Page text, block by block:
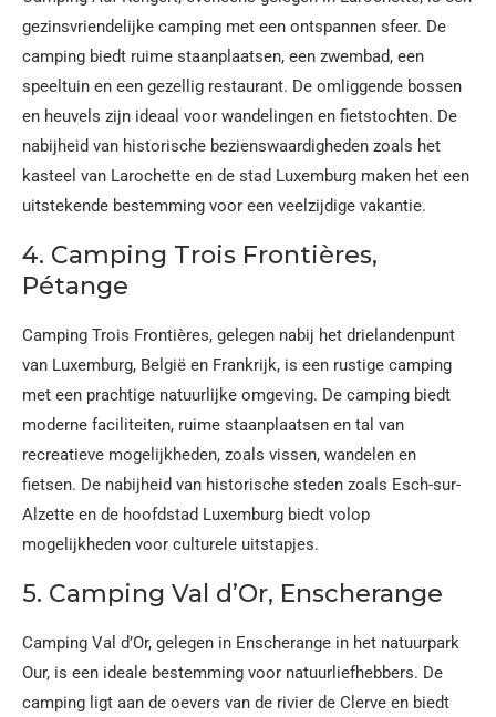
gezinsvriendelijke camping met een ontspannen sfeer. De
camping biedt ruime staanplaatsen, een zwembad, een
speeltuin en een gezellig restaurant. De omliggende bossen
en heuvels zijn ideaal voor wandelingen en fietstochten. De
nabijheid van historische bezienswaardigheden zoals het
kasteel van Larochette en de stad Luxemburg maken het een
uitstekende bestemming voor een veelzijdige vakantie.
4. Camping Trois Frontières,
Pétange
Camping Trois Frontières, gelegen nabij het drielandenpunt
van Luxemburg, België en Frankrijk, is een rustige camping
met een prachtige natuurlijke omgeving. De camping biedt
moderne faciliteiten, ruime staanplaatsen en tal van
recreatieve mogelijkheden, zoals vissen, wandelen en
fietsen. De nabijheid van historische steden zoals Esch-sur-
Alzette en de hoofdstad Luxemburg biedt volop
mogelijkheden voor culturele uitstapjes.
5. Camping Val d’Or, Enscherange
Camping Val d’Or, gelegen in Enscherange in het natuurpark
Our, is een ideale bestemming voor natuurliefhebbers. De
camping ligt aan de oevers van de rivier de Clerve en biedt